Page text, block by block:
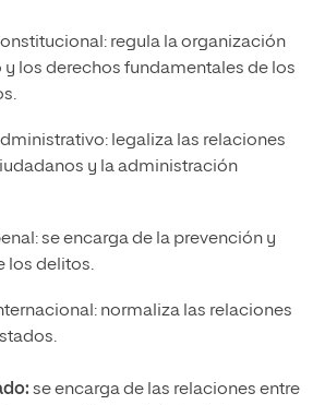
regula la organización
y los derechos fundamentales de los
legaliza las relaciones
y la administración
se encarga de la prevención y
los delitos.
normaliza las relaciones
se encarga de las relaciones entre